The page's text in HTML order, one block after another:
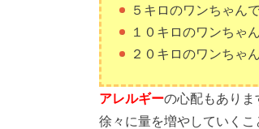
５キロのワンちゃん
１０キロのワンちゃ
２０キロのワンちゃ
アレルギーの心配もありま
徐々に量を増やしていくこ